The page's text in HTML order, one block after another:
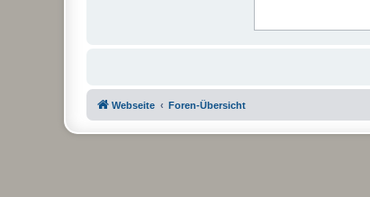
Webseite Foren-Übersicht